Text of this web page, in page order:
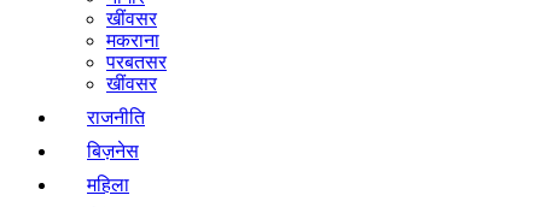
खींवसर
मकराना
परबतसर
खींवसर
राजनीति
बिज़नेस
महिला